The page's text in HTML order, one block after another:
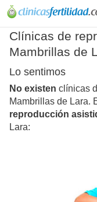
Clínicas de
Mambrillas de
Lo sentimos
No existen clínicas
Mambrillas de Lara.
reproducción
Lara: